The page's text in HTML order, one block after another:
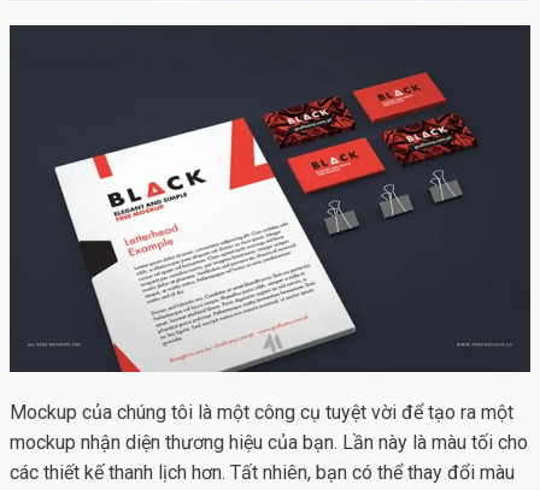
Mockup của chúng tôi là một công cụ tuyệt vời để tạo ra một
mockup nhận diện thương hiệu của bạn. Lần này là màu tối cho
các thiết kế thanh lịch hơn. Tất nhiên, bạn có thể thay đổi màu